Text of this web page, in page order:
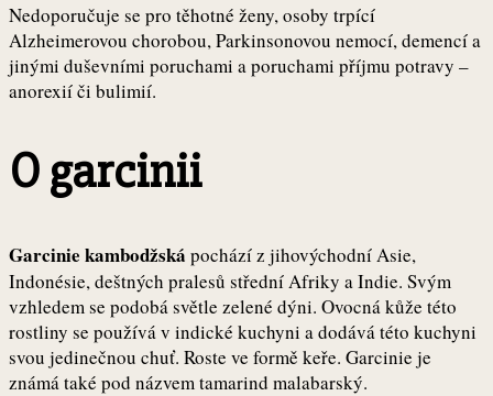
Nedoporučuje se pro těhotné ženy, osoby trpící
Alzheimerovou chorobou, Parkinsonovou nemocí, demencí a
jinými duševními poruchami a poruchami příjmu potravy –
anorexií či bulimií.
O garcinii
Garcinie kambodžská pochází z jihovýchodní Asie,
Indonésie, deštných pralesů střední Afriky a Indie. Svým
vzhledem se podobá světle zelené dýni. Ovocná kůže této
rostliny se používá v indické kuchyni a dodává této kuchyni
svou jedinečnou chuť. Roste ve formě keře. Garcinie je
známá také pod názvem tamarind malabarský.